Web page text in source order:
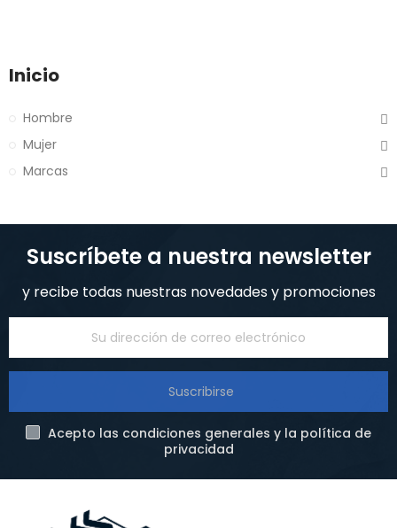
Inicio
Hombre
Mujer
Marcas
Suscríbete a nuestra newsletter
y recibe todas nuestras novedades y promociones
Suscribirse
Acepto las condiciones generales y la política de
privacidad